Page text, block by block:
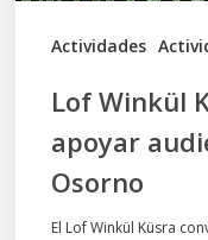
Actividades
Lof Winkül
apoyar
Osorno
El Lof Winkül Küsra